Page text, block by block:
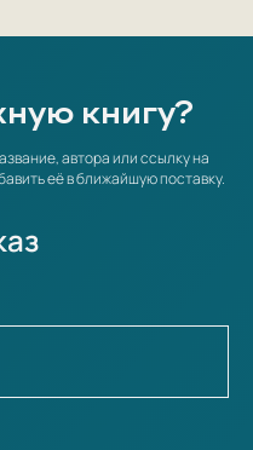
книгу?
автора или ссылку на
её в ближайшую поставку.